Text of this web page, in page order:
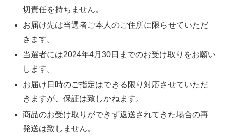
切責任を持ちません。
お届け先は当選者ご本人のご住所に限らせていただ
きます。
当選者には2024年4月30日までのお受け取りをお願い
します。
お届け日時のご指定はできる限り対応させていただ
きますが、保証は致しかねます。
商品のお受け取りができず返送されてきた場合の再
発送は致しません。